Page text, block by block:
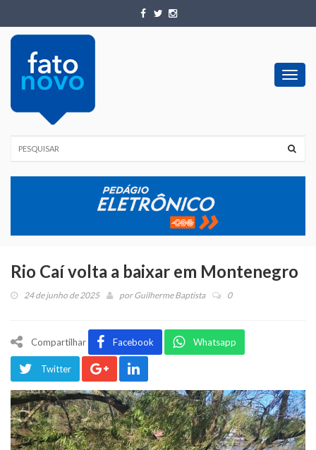
Rio Caí volta a baixar em Montenegro
24 de junho de 2025 porGuilherme Baptista 0
Compartilhar Facebook Whatsapp
Twitter